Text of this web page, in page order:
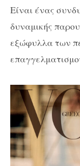
Είναι ένας
δυναμικής
εξώφυλλα των